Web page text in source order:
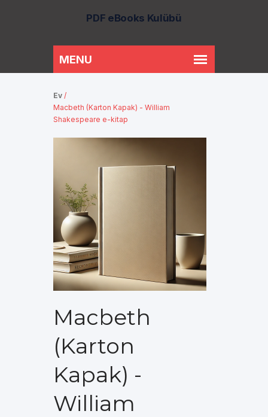
PDF eBooks Kulübü
Ev /
Macbeth (Karton Kapak) - William
Shakespeare e-kitap
Macbeth
(Karton
Kapak) -
William